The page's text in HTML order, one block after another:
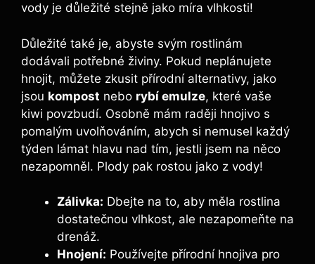
vody je důležité stejně jako míra vlhkosti!
Důležité také je, abyste svým rostlinám
dodávali potřebné živiny. Pokud neplánujete
hnojit, můžete zkusit přírodní alternativy, jako
jsou kompost nebo rybí emulze, které vaše
kiwi povzbudí. Osobně mám raději hnojivo s
pomalým uvolňováním, abych si nemusel každý
týden lámat hlavu nad tím, jestli jsem na něco
nezapomněl. Plody pak rostou jako z vody!
Zálivka: Dbejte na to, aby měla rostlina
dostatečnou vlhkost, ale nezapomeňte na
drenáž.
Hnojení: Používejte přírodní hnojiva pro